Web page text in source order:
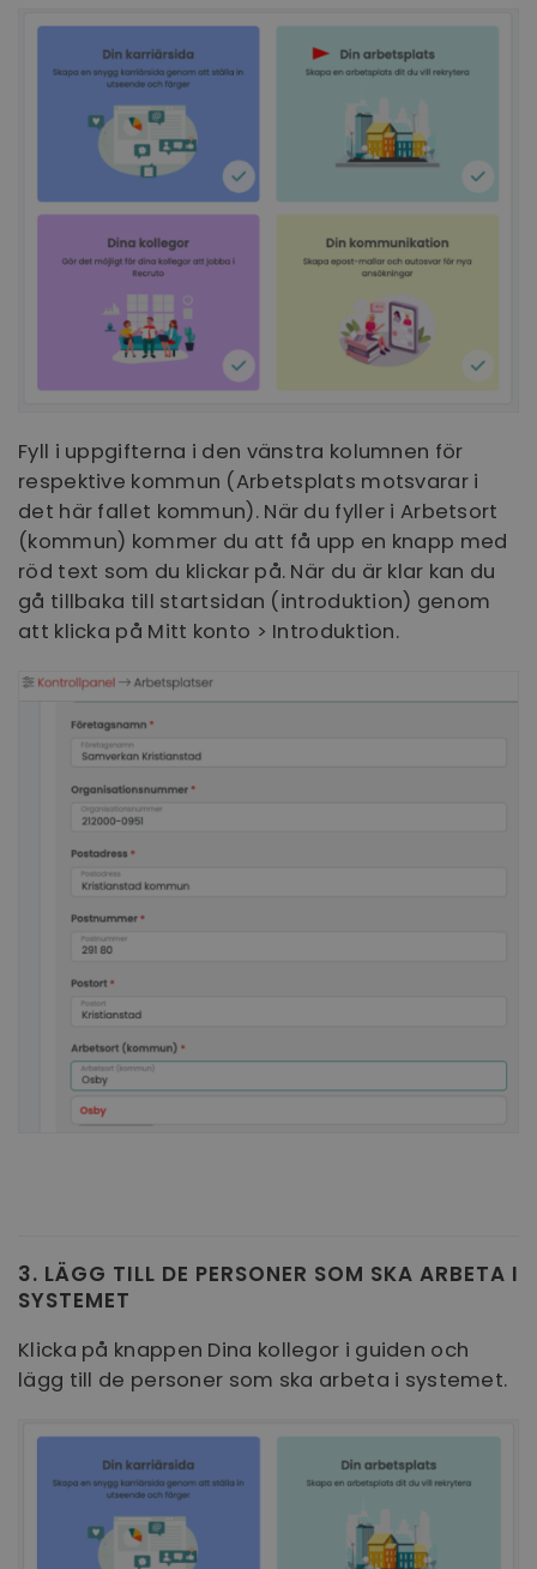
Fyll i uppgifterna i den vänstra kolumnen för
respektive kommun (Arbetsplats motsvarar i
det här fallet kommun). När du fyller i Arbetsort
(kommun) kommer du att få upp en knapp med
röd text som du klickar på. När du är klar kan du
gå tillbaka till startsidan (introduktion) genom
att klicka på Mitt konto > Introduktion.
3. LÄGG TILL DE PERSONER SOM SKA ARBETA I
SYSTEMET
Klicka på knappen Dina kollegor i guiden och
lägg till de personer som ska arbeta i systemet.